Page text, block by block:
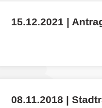
15.12.2021 |
08.11.2018 |